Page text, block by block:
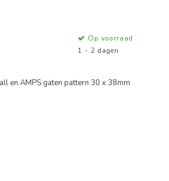
Op voorraad
1 - 2 dagen
en AMPS gaten pattern 30 x 38mm